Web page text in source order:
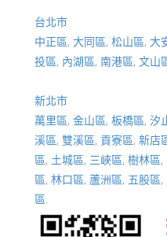
台北市
中正區,大同區,松山區,大
投區, 內湖區,南港區,文山
新北市
萬里區,金山區,板橋區,汐
溪區,雙溪區, 貢寮區,新店
區, 土城區, 三峽區,樹林區,
區,林口區, 蘆洲區, 五股區,
區.